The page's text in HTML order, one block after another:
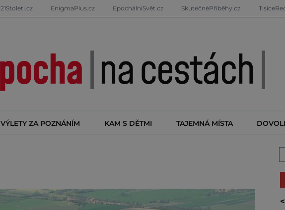
21Stoleti.cz EnigmaPlus.cz EpochálníSvět.cz SkutečnéPříběhy.cz
VÝLETY ZA POZNÁNÍM KAM S DĚTMI TAJEMNÁ MÍSTA